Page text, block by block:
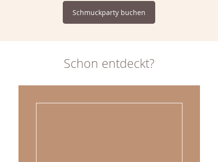
Schmuckparty buchen
Schon entdeckt?